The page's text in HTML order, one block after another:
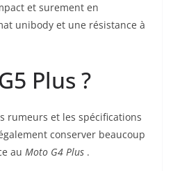
et surement en
unibody et une résistance à
Plus ?
rumeurs et les spécifications
conserver beaucoup
au Moto G4 Plus .